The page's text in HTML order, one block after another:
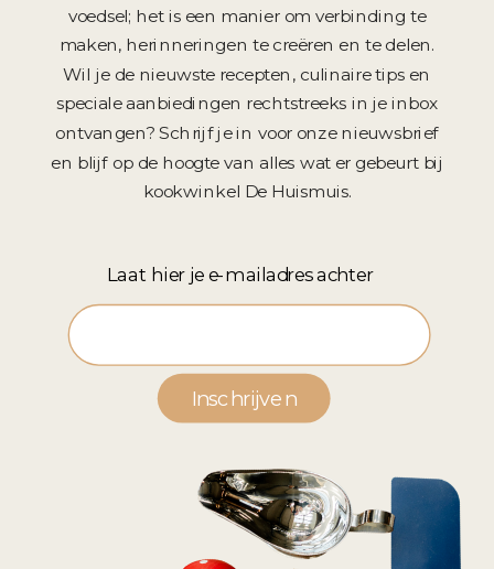
Laat hier je e-mailadres achter
voedsel; het is een manier om verbinding te
maken, herinneringen te creëren en te delen.
Wil je de nieuwste recepten, culinaire tips en
speciale aanbiedingen rechtstreeks in je inbox
ontvangen? Schrijf je in voor onze nieuwsbrief
en blijf op de hoogte van alles wat er gebeurt bij
kookwinkel De Huismuis.